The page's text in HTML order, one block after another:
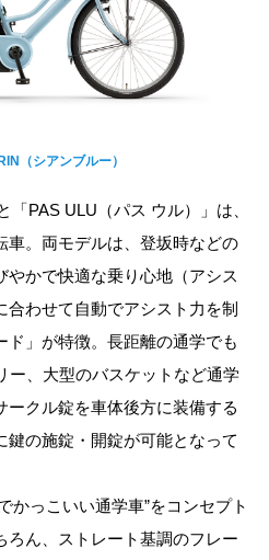
（シアンブルー）
「PAS ULU（パス ウル）」は、
車。両モデルは、登坂時などの
かで快適な乗り心地（アシス
合わせて自動でアシスト力を制
」が特徴。長距離の通学でも
ー、大型のバスケットなど通学
ークル錠を車体後方に装備する
鍵の施錠・開錠が可能となって
かっこいい通学車”をコンセプト
ろん、ストレート基調のフレー